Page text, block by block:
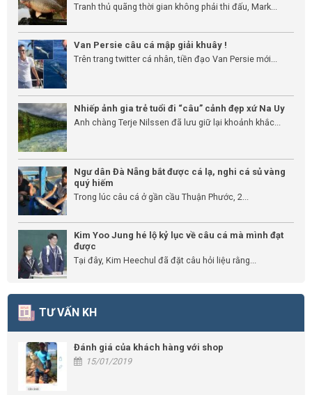
Tranh thủ quãng thời gian không phải thi đấu, Mark...
Van Persie câu cá mập giải khuây !
Trên trang twitter cá nhân, tiền đạo Van Persie mới...
Nhiếp ảnh gia trẻ tuổi đi “câu” cảnh đẹp xứ Na Uy
Anh chàng Terje Nilssen đã lưu giữ lại khoảnh khắc...
Ngư dân Đà Nẵng bắt được cá lạ, nghi cá sủ vàng
quý hiếm
Trong lúc câu cá ở gần cầu Thuận Phước, 2...
Kim Yoo Jung hé lộ kỷ lục về câu cá mà mình đạt
được
Tại đây, Kim Heechul đã đặt câu hỏi liệu rằng...
TƯ VẤN KH
Đánh giá của khách hàng với shop
15/01/2019